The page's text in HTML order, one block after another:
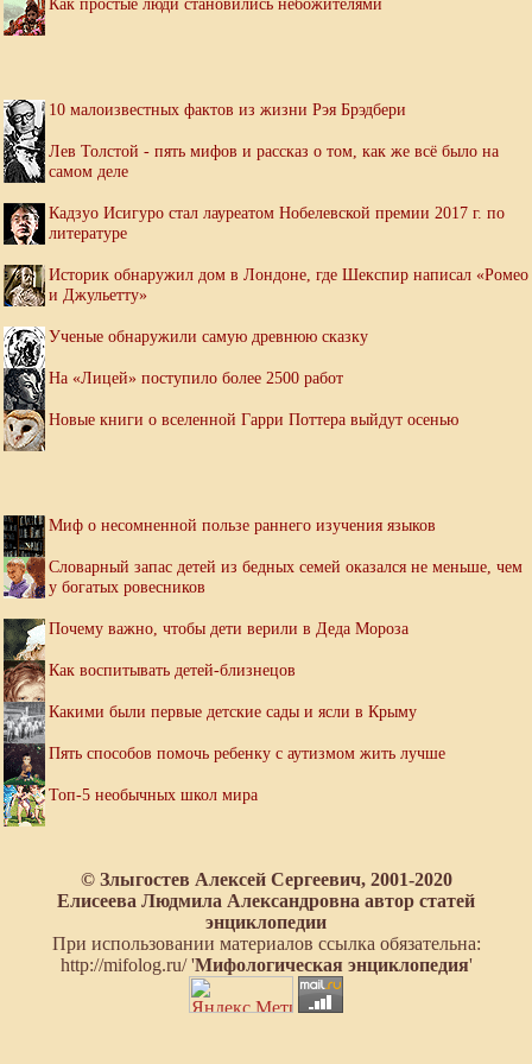
10 малоизвестных фактов из жизни Рэя Брэдбери
Лев Толстой - пять мифов и рассказ о том, как же всё было на
самом деле
Кадзуо Исигуро стал лауреатом Нобелевской премии 2017 г. по
литературе
Историк обнаружил дом в Лондоне, где Шекспир написал «Ромео
и Джульетту»
Ученые обнаружили самую древнюю сказку
На «Лицей» поступило более 2500 работ
Новые книги о вселенной Гарри Поттера выйдут осенью
Миф о несомненной пользе раннего изучения языков
Словарный запас детей из бедных семей оказался не меньше, чем
у богатых ровесников
Почему важно, чтобы дети верили в Деда Мороза
Как воспитывать детей-близнецов
Какими были первые детские сады и ясли в Крыму
Пять способов помочь ребенку с аутизмом жить лучше
Топ-5 необычных школ мира
© Злыгостев Алексей Сергеевич, 2001-2020
Елисеева Людмила Александровна автор статей
энциклопедии
При использовании материалов ссылка обязательна:
http://mifolog.ru/ 'Мифологическая энциклопедия'